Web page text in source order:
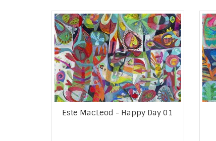
Este MacLeod - Happy Day 01